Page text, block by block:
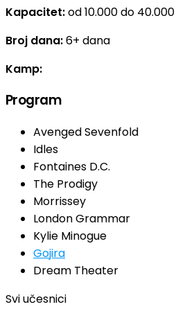
Kapacitet:od 10.000 do 40.000
Broj dana:6+ dana
Kamp:
Program
Avenged Sevenfold
Idles
Fontaines D.C.
The Prodigy
Morrissey
London Grammar
Kylie Minogue
Gojira
Dream Theater
Svi učesnici